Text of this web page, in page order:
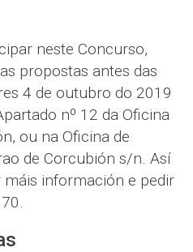
neste Concurso,
propostas antes das
4 de outubro do 2019
nº 12 da Oficina
ou na Oficina de
de Corcubión s/n. Así
información e pedir